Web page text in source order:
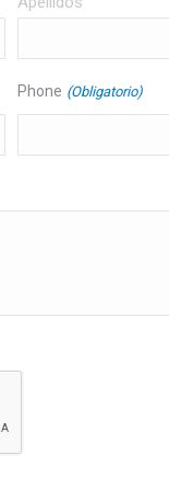
Phone (Obligatorio)